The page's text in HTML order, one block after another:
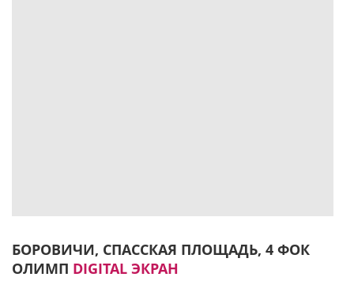
БОРОВИЧИ, СПАССКАЯ ПЛОЩАДЬ, 4 ФОК
ОЛИМП DIGITAL ЭКРАН